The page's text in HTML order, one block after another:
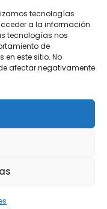
tecnologías
a la información
tecnologías nos
de
este sitio. No
afectar negativamente